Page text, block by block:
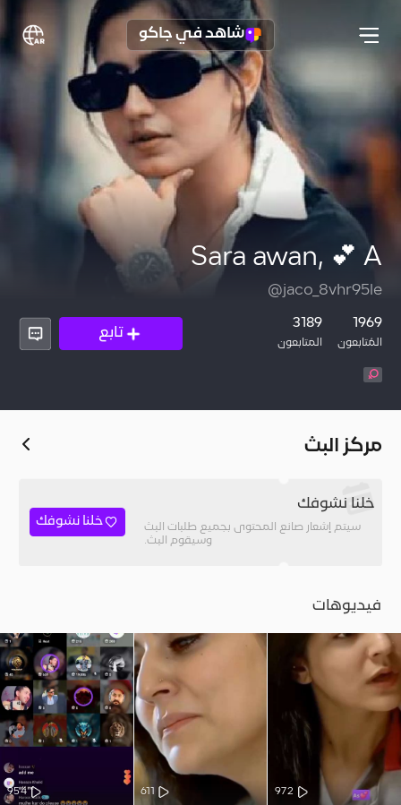
شاهد في جاكو
Sara awan, 💕 A
@jaco_8vhr95le
1969
المُتابعون
3189
المتابعون
تابع
مركز البث
خلنا نشوفك
سيتم إشعار صانع المحتوى بجميع طلبات البث
وسيقوم البث.
خلنا نشوفك
فيديوهات
972
611
954